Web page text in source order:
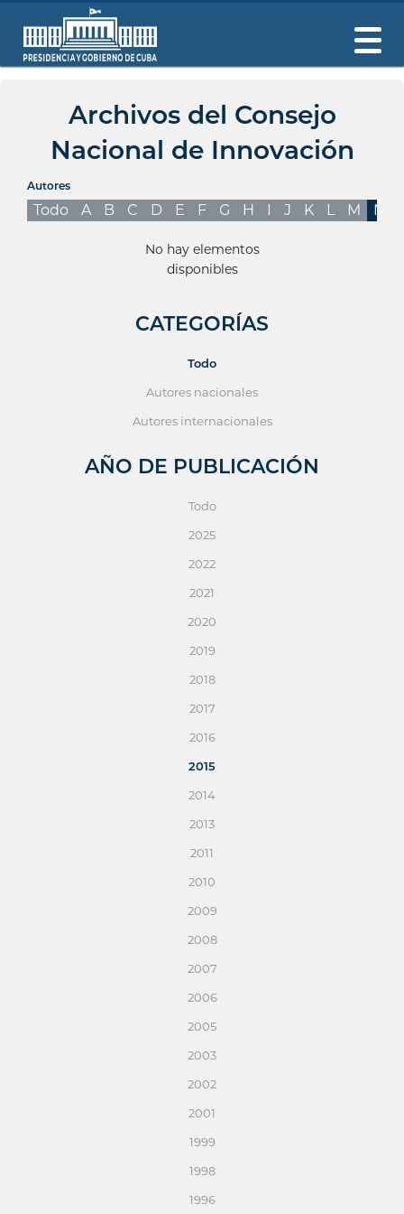
Archivos del Consejo
Nacional de Innovación
Autores
Todo A B C D E F G H I J K L M N
No hay elementos
disponibles
CATEGORÍAS
Todo
Autores nacionales
Autores internacionales
AÑO DE PUBLICACIÓN
Todo
2025
2022
2021
2020
2019
2018
2017
2016
2015
2014
2013
2011
2010
2009
2008
2007
2006
2005
2003
2002
2001
1999
1998
1996